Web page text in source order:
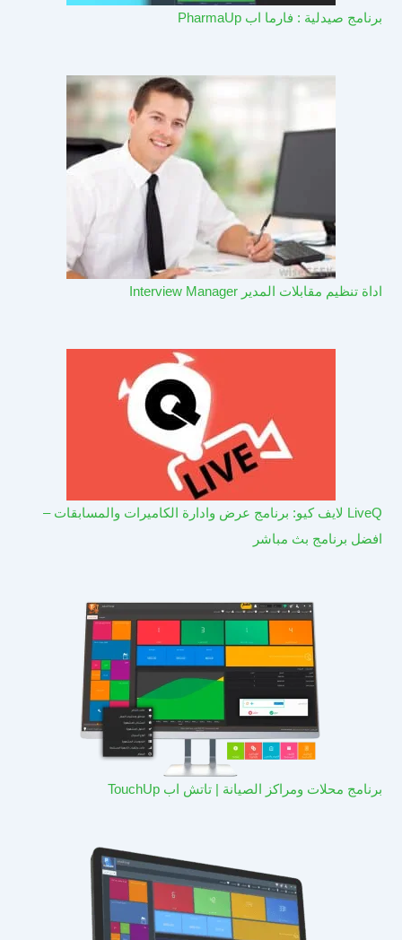
برنامج صيدلية : فارما اب PharmaUp​
اداة تنظيم مقابلات المدير Interview Manager
LiveQ لايف كيو: برنامج عرض وادارة الكاميرات والمسابقات –
افضل برنامج بث مباشر
برنامج محلات ومراكز الصيانة | تاتش اب TouchUp